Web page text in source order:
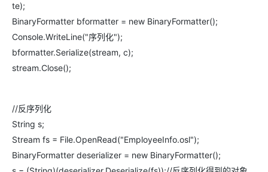
te);
BinaryFormatter bformatter = new BinaryFormatter();
Console.WriteLine("序列化");
bformatter.Serialize(stream, c);
stream.Close();
//反序列化
String s;
Stream fs = File.OpenRead("EmployeeInfo.osl");
BinaryFormatter deserializer = new BinaryFormatter();